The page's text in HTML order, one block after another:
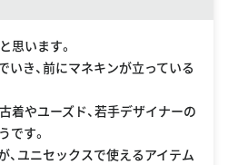
思います。
いき、前にマネキンが立っている
着やユーズド、若手デザイナーの
です。
、ユニセックスで使えるアイテム